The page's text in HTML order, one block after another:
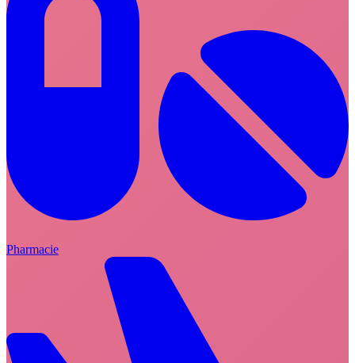
Pharmacie